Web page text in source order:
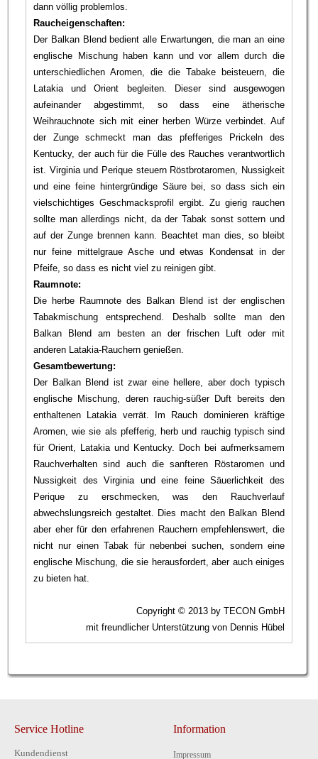
dann völlig problemlos.
Raucheigenschaften:
Der Balkan Blend bedient alle Erwartungen, die man an eine
englische Mischung haben kann und vor allem durch die
unterschiedlichen Aromen, die die Tabake beisteuern, die
Latakia und Orient begleiten. Dieser sind ausgewogen
aufeinander abgestimmt, so dass eine ätherische
Weihrauchnote sich mit einer herben Würze verbindet. Auf
der Zunge schmeckt man das pfefferiges Prickeln des
Kentucky, der auch für die Fülle des Rauches verantwortlich
ist. Virginia und Perique steuern Röstbrotaromen, Nussigkeit
und eine feine hintergründige Säure bei, so dass sich ein
vielschichtiges Geschmacksprofil ergibt. Zu gierig rauchen
sollte man allerdings nicht, da der Tabak sonst sottern und
auf der Zunge brennen kann. Beachtet man dies, so bleibt
nur feine mittelgraue Asche und etwas Kondensat in der
Pfeife, so dass es nicht viel zu reinigen gibt.
Raumnote:
Die herbe Raumnote des Balkan Blend ist der englischen
Tabakmischung entsprechend. Deshalb sollte man den
Balkan Blend am besten an der frischen Luft oder mit
anderen Latakia-Rauchern genießen.
Gesamtbewertung:
Der Balkan Blend ist zwar eine hellere, aber doch typisch
englische Mischung, deren rauchig-süßer Duft bereits den
enthaltenen Latakia verrät. Im Rauch dominieren kräftige
Aromen, wie sie als pfefferig, herb und rauchig typisch sind
für Orient, Latakia und Kentucky. Doch bei aufmerksamem
Rauchverhalten sind auch die sanfteren Röstaromen und
Nussigkeit des Virginia und eine feine Säuerlichkeit des
Perique zu erschmecken, was den Rauchverlauf
abwechslungsreich gestaltet. Dies macht den Balkan Blend
aber eher für den erfahrenen Rauchern empfehlenswert, die
nicht nur einen Tabak für nebenbei suchen, sondern eine
englische Mischung, die sie herausfordert, aber auch einiges
zu bieten hat.
Copyright © 2013 by TECON GmbH
mit freundlicher Unterstützung von Dennis Hübel
Service Hotline
Kundendienst
Information
Impressum